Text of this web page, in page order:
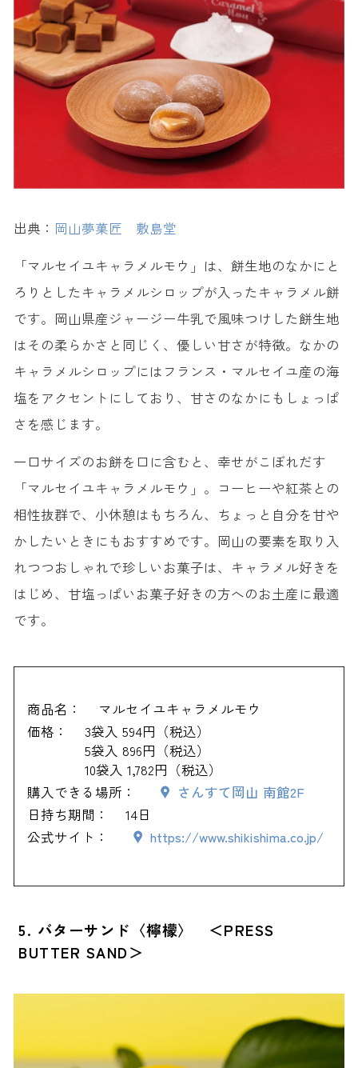
出典： 岡山夢菓匠 敷島堂
「マルセイユキャラメルモウ」は、餅生地のなかにと
ろりとしたキャラメルシロップが入ったキャラメル餅
です。岡山県産ジャージー牛乳で風味つけした餅生地
はその柔らかさと同じく、優しい甘さが特徴。なかの
キャラメルシロップにはフランス・マルセイユ産の海
塩をアクセントにしており、甘さのなかにもしょっぱ
さを感じます。
一口サイズのお餅を口に含むと、幸せがこぼれだす
「マルセイユキャラメルモウ」。コーヒーや紅茶との
相性抜群で、小休憩はもちろん、ちょっと自分を甘や
かしたいときにもおすすめです。岡山の要素を取り入
れつつおしゃれで珍しいお菓子は、キャラメル好きを
はじめ、甘塩っぱいお菓子好きの方へのお土産に最適
です。
商品名：
マルセイユキャラメルモウ
価格：
3袋入 594円（税込）
5袋入 896円（税込）
10袋入 1,782円（税込）
購入できる場所：
さんすて岡山 南館2F
日持ち期間：
14日
公式サイト：
https://www.shikishima.co.jp/
5. バターサンド〈檸檬〉 ＜PRESS
BUTTER SAND＞